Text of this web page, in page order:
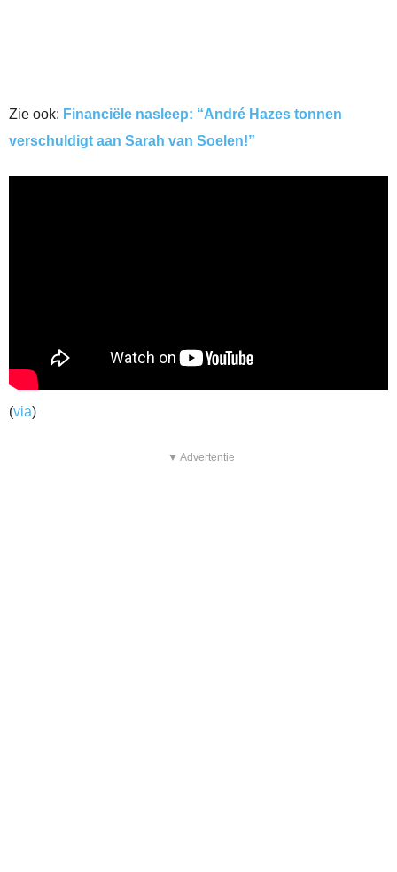
Zie ook: Financiële nasleep: “André Hazes tonnen
verschuldigt aan Sarah van Soelen!”
(via)
▼ Advertentie